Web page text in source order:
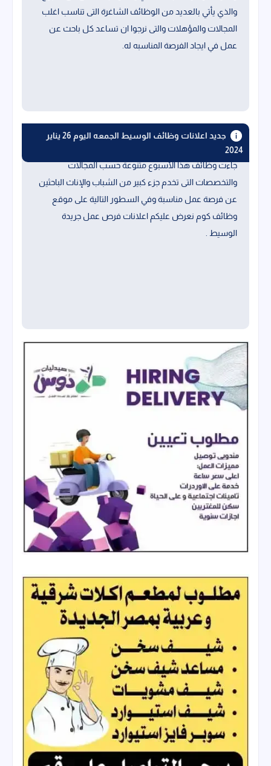
والذي يأتي بالعديد من الوظائف الشاغرة التى تناسب اغلب
المجالات والمؤهلات والتى نرجوا ان تساعد كل باحث عن
عمل في ايجاد الفرصة المناسبه له.
جديد اعلانات وظائف الوسيط الجمعه اليوم 26 يناير
2024
جاءت وظائف هذا الأسبوع متنوعة حسب المجالات
والتخصصات التى تخدم جزء كبير من الشباب والإناث الباحثين
عن فرصة عمل مناسبة وفي السطور التالية على موقع
وظائف كوم نعرض عليكم اعلانات فرص عمل جريدة
الوسيط .